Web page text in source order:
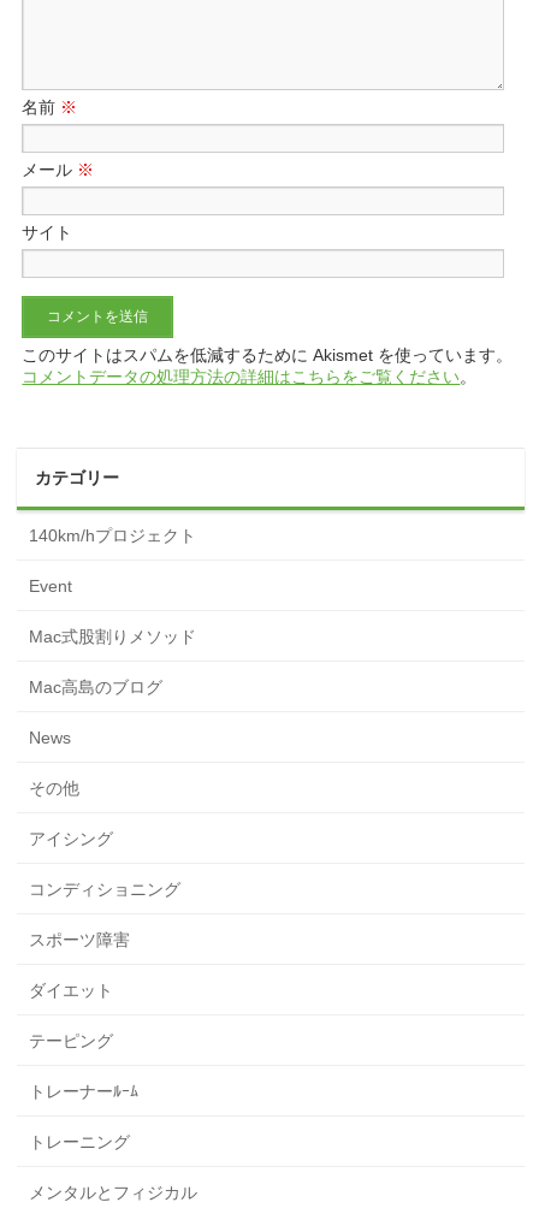
名前 ※
メール ※
サイト
このサイトはスパムを低減するために Akismet を使っています。
コメントデータの処理方法の詳細はこちらをご覧ください。
カテゴリー
140km/hプロジェクト
Event
Mac式股割りメソッド
Mac高島のブログ
News
その他
アイシング
コンディショニング
スポーツ障害
ダイエット
テーピング
トレーナーﾙｰﾑ
トレーニング
メンタルとフィジカル